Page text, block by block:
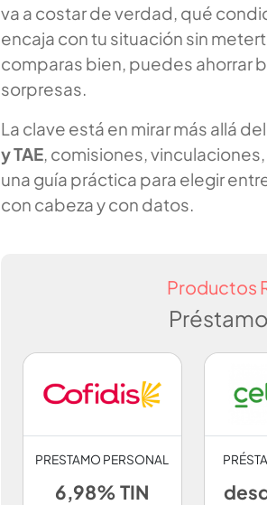
va a costar de verdad, qué
encaja con tu situación sin
comparas bien, puedes ahorrar
sorpresas.
La clave está en mirar más allá
y TAE, comisiones,
una guía práctica para elegir
con cabeza y con datos.
Productos
PRESTAMO PERSONAL
6,98% TIN